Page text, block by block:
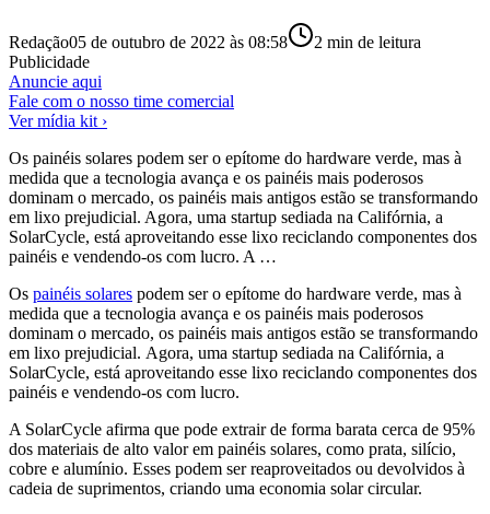
Redação05 de outubro de 2022 às 08:58 2 min de leitura
Publicidade
Anuncie aqui
Fale com o nosso time comercial
Ver mídia kit ›
Os painéis solares podem ser o epítome do hardware verde, mas à
medida que a tecnologia avança e os painéis mais poderosos
dominam o mercado, os painéis mais antigos estão se transformando
em lixo prejudicial. Agora, uma startup sediada na Califórnia, a
SolarCycle, está aproveitando esse lixo reciclando componentes dos
painéis e vendendo-os com lucro. A …
Os painéis solares podem ser o epítome do hardware verde, mas à
medida que a tecnologia avança e os painéis mais poderosos
dominam o mercado, os painéis mais antigos estão se transformando
em lixo prejudicial. Agora, uma startup sediada na Califórnia, a
SolarCycle, está aproveitando esse lixo reciclando componentes dos
painéis e vendendo-os com lucro.
A SolarCycle afirma que pode extrair de forma barata cerca de 95%
dos materiais de alto valor em painéis solares, como prata, silício,
cobre e alumínio. Esses podem ser reaproveitados ou devolvidos à
cadeia de suprimentos, criando uma economia solar circular.